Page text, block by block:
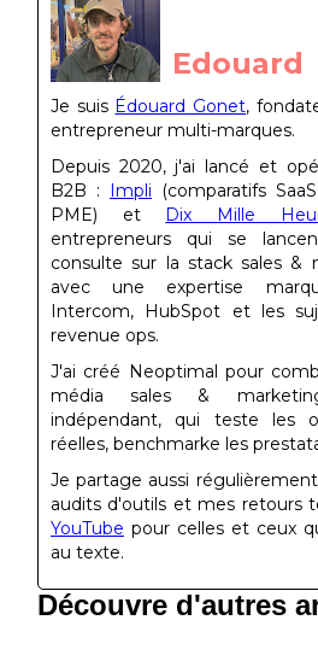
Edouard
Je suis Édouard Gonet,
entrepreneur multi-marques.
Depuis 2020, j'ai lancé et
B2B : Impli (comparatifs
PME) et Dix Mille
entrepreneurs qui se
consulte sur la stack sales &
avec une expertise
Intercom, HubSpot et les
revenue ops.
J'ai créé Neoptimal pour
média sales &
indépendant, qui teste les
réelles, benchmarke les
Je partage aussi
audits d'outils et mes retours
YouTube pour celles et ceux
au texte.
Découvre d'autres